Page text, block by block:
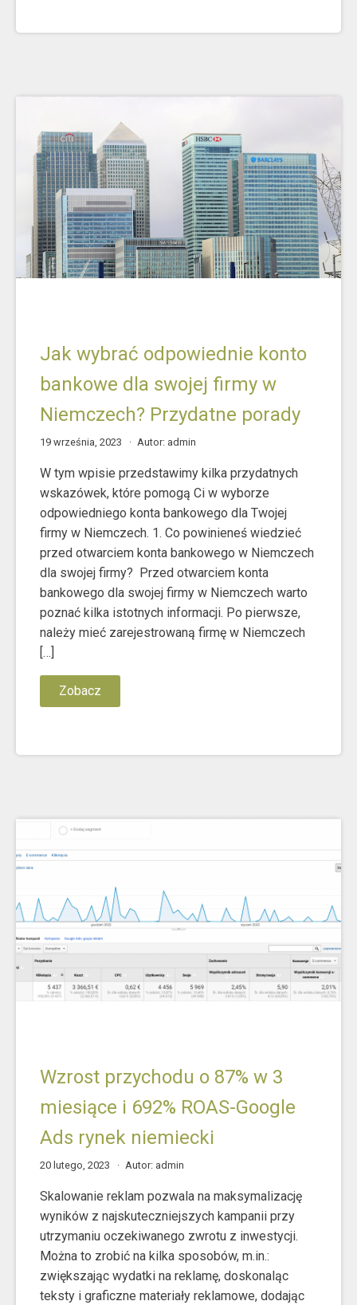
Jak wybrać odpowiednie konto
bankowe dla swojej firmy w
Niemczech? Przydatne porady
19 września, 2023 Autor: admin
W tym wpisie przedstawimy kilka przydatnych
wskazówek, które pomogą Ci w wyborze
odpowiedniego konta bankowego dla Twojej
firmy w Niemczech. 1. Co powinieneś wiedzieć
przed otwarciem konta bankowego w Niemczech
dla swojej firmy? Przed otwarciem konta
bankowego dla swojej firmy w Niemczech warto
poznać kilka istotnych informacji. Po pierwsze,
należy mieć zarejestrowaną firmę w Niemczech
[…]
Zobacz
Wzrost przychodu o 87% w 3
miesiące i 692% ROAS-Google
Ads rynek niemiecki
20 lutego, 2023 Autor: admin
Skalowanie reklam pozwala na maksymalizację
wyników z najskuteczniejszych kampanii przy
utrzymaniu oczekiwanego zwrotu z inwestycji.
Można to zrobić na kilka sposobów, m.in.:
zwiększając wydatki na reklamę, doskonaląc
teksty i graficzne materiały reklamowe, dodając